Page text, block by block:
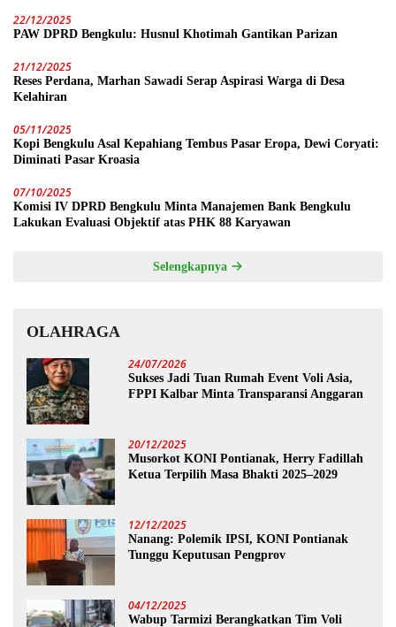
22/12/2025
PAW DPRD Bengkulu: Husnul Khotimah Gantikan Parizan
21/12/2025
Reses Perdana, Marhan Sawadi Serap Aspirasi Warga di Desa
Kelahiran
05/11/2025
Kopi Bengkulu Asal Kepahiang Tembus Pasar Eropa, Dewi Coryati:
Diminati Pasar Kroasia
07/10/2025
Komisi IV DPRD Bengkulu Minta Manajemen Bank Bengkulu
Lakukan Evaluasi Objektif atas PHK 88 Karyawan
Selengkapnya
OLAHRAGA
24/07/2026
Sukses Jadi Tuan Rumah Event Voli Asia,
FPPI Kalbar Minta Transparansi Anggaran
20/12/2025
Musorkot KONI Pontianak, Herry Fadillah
Ketua Terpilih Masa Bhakti 2025–2029
12/12/2025
Nanang: Polemik IPSI, KONI Pontianak
Tunggu Keputusan Pengprov
04/12/2025
Wabup Tarmizi Berangkatkan Tim Voli